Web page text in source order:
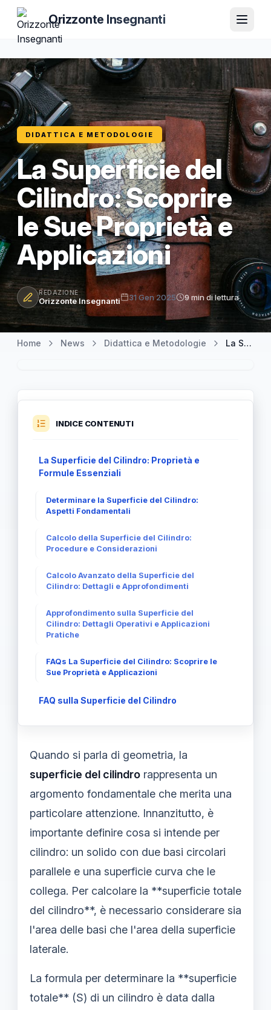
Orizzonte Insegnanti
DIDATTICA E METODOLOGIE
La Superficie del
Cilindro: Scoprire
le Sue Proprietà e
Applicazioni
REDAZIONE
Orizzonte Insegnanti 31 Gen 2025 9 min di lettura
Home News Didattica e Metodologie La Superficie del Cilindro: Scoprire le Sue Proprietà e Applicazioni
INDICE CONTENUTI
La Superficie del Cilindro: Proprietà e
Formule Essenziali
Determinare la Superficie del Cilindro:
Aspetti Fondamentali
Calcolo della Superficie del Cilindro:
Procedure e Considerazioni
Calcolo Avanzato della Superficie del
Cilindro: Dettagli e Approfondimenti
Approfondimento sulla Superficie del
Cilindro: Dettagli Operativi e Applicazioni
Pratiche
FAQs La Superficie del Cilindro: Scoprire le
Sue Proprietà e Applicazioni
FAQ sulla Superficie del Cilindro
Quando si parla di geometria, la
superficie del cilindro rappresenta un
argomento fondamentale che merita una
particolare attenzione. Innanzitutto, è
importante definire cosa si intende per
cilindro: un solido con due basi circolari
parallele e una superficie curva che le
collega. Per calcolare la **superficie totale
del cilindro**, è necessario considerare sia
l'area delle basi che l'area della superficie
laterale.
La formula per determinare la **superficie
totale** (S) di un cilindro è data dalla